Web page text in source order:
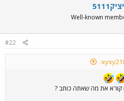
Well-known
#22
קורא את מה שאתה כותב ?